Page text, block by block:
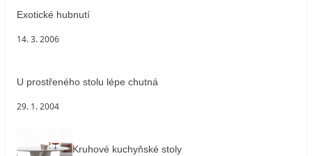
Exotické hubnutí
14. 3. 2006
U prostřeného stolu lépe chutná
29. 1. 2004
Kruhové kuchyňské stoly